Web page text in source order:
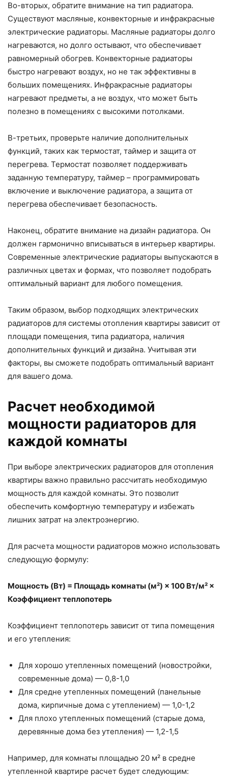
Во-вторых, обратите внимание на тип радиатора.
Существуют масляные, конвекторные и инфракрасные
электрические радиаторы. Масляные радиаторы долго
нагреваются, но долго остывают, что обеспечивает
равномерный обогрев. Конвекторные радиаторы
быстро нагревают воздух, но не так эффективны в
больших помещениях. Инфракрасные радиаторы
нагревают предметы, а не воздух, что может быть
полезно в помещениях с высокими потолками.
В-третьих, проверьте наличие дополнительных
функций, таких как термостат, таймер и защита от
перегрева. Термостат позволяет поддерживать
заданную температуру, таймер – программировать
включение и выключение радиатора, а защита от
перегрева обеспечивает безопасность.
Наконец, обратите внимание на дизайн радиатора. Он
должен гармонично вписываться в интерьер квартиры.
Современные электрические радиаторы выпускаются в
различных цветах и формах, что позволяет подобрать
оптимальный вариант для любого помещения.
Таким образом, выбор подходящих электрических
радиаторов для системы отопления квартиры зависит от
площади помещения, типа радиатора, наличия
дополнительных функций и дизайна. Учитывая эти
факторы, вы сможете подобрать оптимальный вариант
для вашего дома.
Расчет необходимой
мощности радиаторов для
каждой комнаты
При выборе электрических радиаторов для отопления
квартиры важно правильно рассчитать необходимую
мощность для каждой комнаты. Это позволит
обеспечить комфортную температуру и избежать
лишних затрат на электроэнергию.
Для расчета мощности радиаторов можно использовать
следующую формулу:
Мощность (Вт) = Площадь комнаты (м²) × 100 Вт/м² ×
Коэффициент теплопотерь
Коэффициент теплопотерь зависит от типа помещения
и его утепления:
Для хорошо утепленных помещений (новостройки,
современные дома) — 0,8-1,0
Для средне утепленных помещений (панельные
дома, кирпичные дома с утеплением) — 1,0-1,2
Для плохо утепленных помещений (старые дома,
деревянные дома без утепления) — 1,2-1,5
Например, для комнаты площадью 20 м² в средне
утепленной квартире расчет будет следующим: